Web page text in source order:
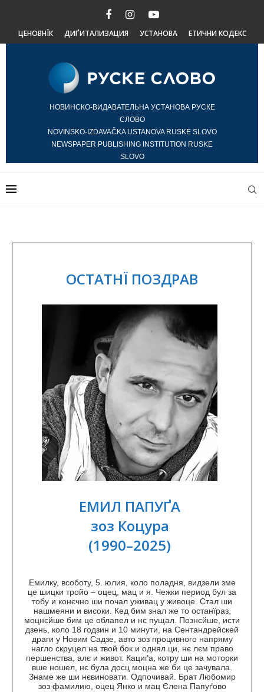
ЦЕНОВНЇК ДИҐИТАЛИЗАЦИЯ УСТАНОВА ЕТИЧНИ КОДЕКС
НОВИНСКО-ВИДАВАТЕЛЬНА УСТАНОВА РУСКЕ
СЛОВО
NOVINSKO-IZDAVAČKA USTANOVA RUSKE SLOVO
NEWSPAPER PUBLISHING INSTITUTION RUSKE
SLOVO
ОСТАТНЇ ПОЗДРАВ
ЕМИЛ ПАПУҐА
зоз Коцура
(1990–2025)
Емилку, всоботу, 5. юлия, коло поладня, видзели зме
це шицки тройо – оцец, мац и я. Чежки период бул за
тобу и конєчно ши почал уживац у живоце. Стал ши
нашмеяни и високи. Кед бим знал же то останїраз,
моцнєйше бим це облапел и нє пущал. Познєйше, исти
дзень, коло 18 годзин и 10 минути, на Сентандрейскей
драги у Новим Садзе, авто зоз процивного напряму
нагло скруцел на твой бок и однял ци, нє лєм право
першенства, алє и живот. Кациґа, котру ши на моторки
вше ношел, нє була досц моцна же би це зачувала.
Знаме же ши нєвиновати. Одпочивай. Брат Любомир
зоз фамилию, оцец Янко и мац Єлена Папуґово